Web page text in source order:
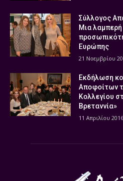
Σύλλογος
Μια
Ευρώπης
21 Νοεμβρίου
Εκδήλωση
Αποφοίτων
Κολλεγίου
Βρεταννία»
11 Απριλίου 2016